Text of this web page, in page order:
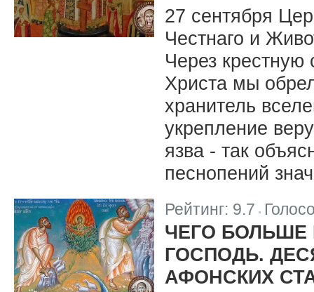
27 сентября
Честнаго и
Через крестную
Христа мы
хранитель
укрепление
язва - так
песнопений
Рейтинг: 9.7 |
ЧЕГО БОЛЬШЕ
ГОСПОДЬ.
АФОНСКИХ